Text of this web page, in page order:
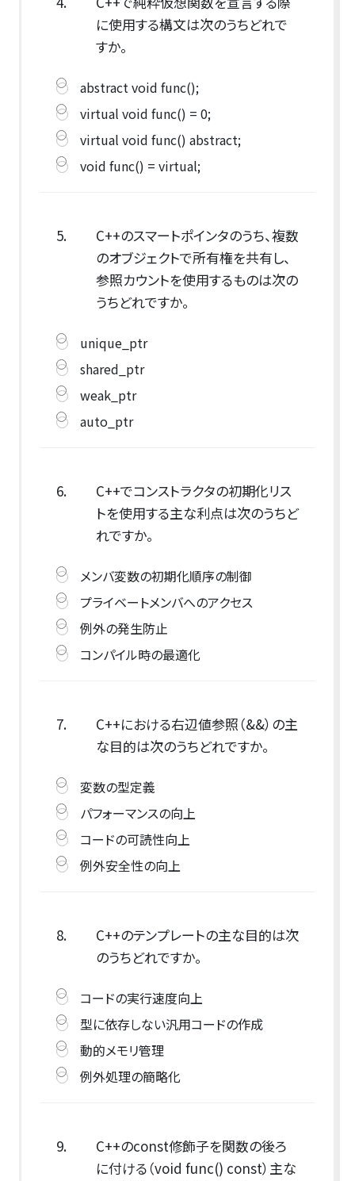
に使用する構文は次のうちどれで
すか。
abstract void func();
virtual void func() = 0;
virtual void func() abstract;
void func() = virtual;
5.
C++のスマートポインタのうち、複数
のオブジェクトで所有権を共有し、
参照カウントを使用するものは次の
うちどれですか。
unique_ptr
shared_ptr
weak_ptr
auto_ptr
6.
C++でコンストラクタの初期化リス
トを使用する主な利点は次のうちど
れですか。
メンバ変数の初期化順序の制御
プライベートメンバへのアクセス
例外の発生防止
コンパイル時の最適化
7.
C++における右辺値参照（&&）の主
な目的は次のうちどれですか。
変数の型定義
パフォーマンスの向上
コードの可読性向上
例外安全性の向上
8.
C++のテンプレートの主な目的は次
のうちどれですか。
コードの実行速度向上
型に依存しない汎用コードの作成
動的メモリ管理
例外処理の簡略化
9.
C++のconst修飾子を関数の後ろ
に付ける（void func() const）主な